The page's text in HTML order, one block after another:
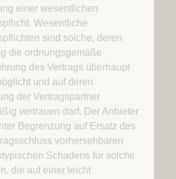
einer wesentlichen
Wesentliche
sind solche, deren
die ordnungsgemäße
des Vertrags überhaupt
und auf deren
der Vertragspartner
vertrauen darf. Der Anbieter
Begrenzung auf Ersatz des
vorhersehbaren
Schadens für solche
die auf einer leicht